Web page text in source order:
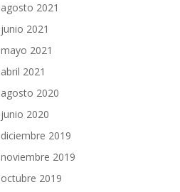
agosto 2021
junio 2021
mayo 2021
abril 2021
agosto 2020
junio 2020
diciembre 2019
noviembre 2019
octubre 2019